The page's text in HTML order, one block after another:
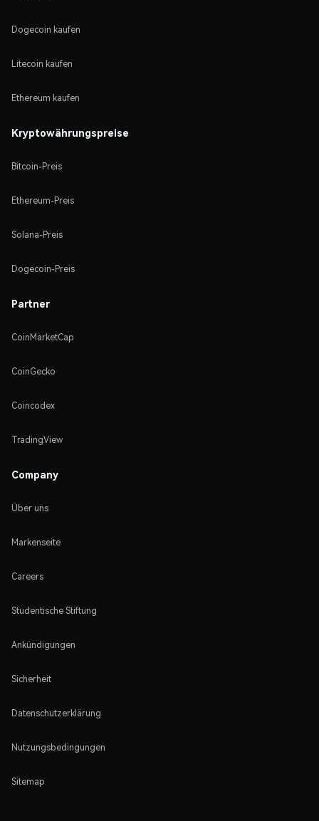
Dogecoin kaufen
Litecoin kaufen
Ethereum kaufen
Kryptowährungspreise
Bitcoin-Preis
Ethereum-Preis
Solana-Preis
Dogecoin-Preis
Partner
CoinMarketCap
CoinGecko
Coincodex
TradingView
Company
Über uns
Markenseite
Careers
Studentische Stiftung
Ankündigungen
Sicherheit
Datenschutzerklärung
Nutzungsbedingungen
Sitemap